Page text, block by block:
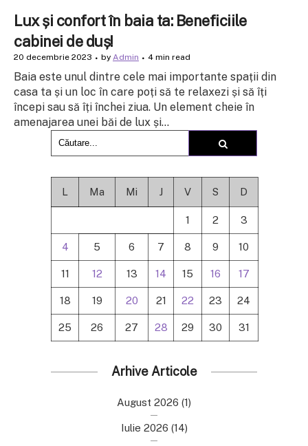
Lux și confort în baia ta: Beneficiile
cabinei de duș!
20 decembrie 2023 by Admin 4 min read
Baia este unul dintre cele mai importante spații din
casa ta și un loc în care poți să te relaxezi și să îți
începi sau să îți închei ziua. Un element cheie în
amenajarea unei băi de lux și...
L Ma Mi J V S D
1 2 3
4 5 6 7 8 9 10
11 12 13 14 15 16 17
18 19 20 21 22 23 24
25 26 27 28 29 30 31
Arhive Articole
August 2026 (1)
Iulie 2026 (14)